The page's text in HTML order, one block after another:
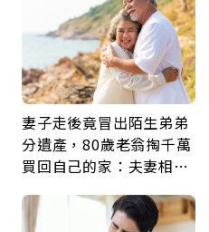
妻子走後竟冒出陌生弟弟
分遺產，80歲老翁掏千萬
買回自己的家：夫妻相守